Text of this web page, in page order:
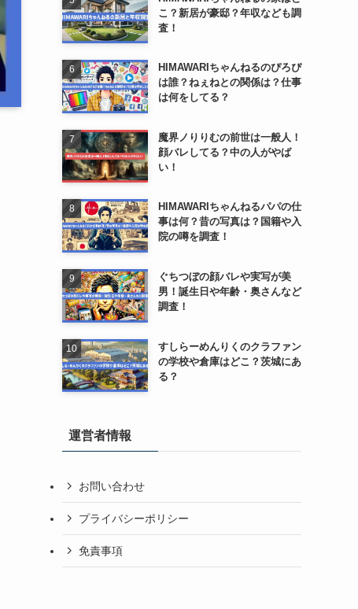
こ？新居が豪邸？年収なども調
査！
HIMAWARIちゃんねるのぴろぴ
は誰？ねぇねとの関係は？仕事
は何をしてる？
魔界ノりりむの前世は一般人！
顔バレしてる？中の人がやば
い！
HIMAWARIちゃんねるパパの仕
事は何？昔の写真は？国籍や入
院の噂を調査！
ぐちつぼの顔バレや実写が美
男！誕生日や年齢・奥さんなど
調査！
すしらーめんりくのクラファン
の学校や倉庫はどこ？茨城にあ
る？
運営者情報
お問い合わせ
プライバシーポリシー
免責事項